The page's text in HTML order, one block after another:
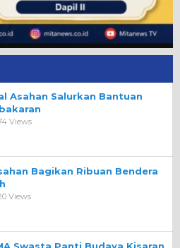
Asahan Salurkan Bantuan
Views
Bagikan Ribuan Bendera
Views
Swasta Panti Budaya Kisaran